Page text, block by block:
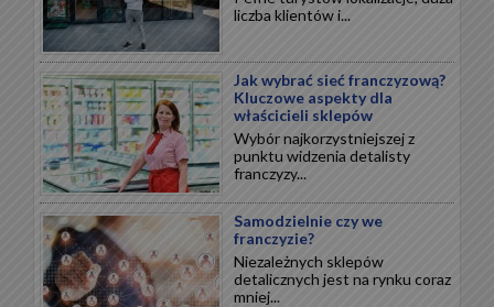
liczba klientów i...
Jak wybrać sieć franczyzową?
Kluczowe aspekty dla
właścicieli sklepów
Wybór najkorzystniejszej z
punktu widzenia detalisty
franczyzy...
Samodzielnie czy we
franczyzie?
Niezależnych sklepów
detalicznych jest na rynku coraz
mniej...